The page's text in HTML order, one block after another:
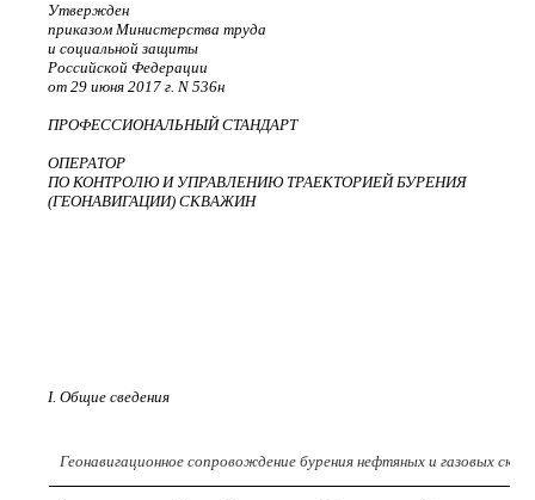
Утвержден
приказом Министерства труда
и социальной защиты
Российской Федерации
от 29 июня 2017 г. N 536н
ПРОФЕССИОНАЛЬНЫЙ СТАНДАРТ
ОПЕРАТОР
ПО КОНТРОЛЮ И УПРАВЛЕНИЮ ТРАЕКТОРИЕЙ БУРЕНИЯ
(ГЕОНАВИГАЦИИ) СКВАЖИН
I. Общие сведения
Геонавигационное сопровождение бурения нефтяных и газовых